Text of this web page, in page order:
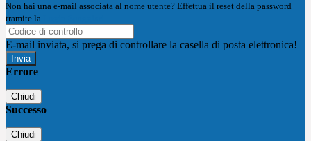
Non hai una e-mail associata al nome utente? Effettua il reset della password
tramite la
E-mail inviata, si prega di controllare la casella di posta elettronica!
Errore
Chiudi
Successo
Chiudi